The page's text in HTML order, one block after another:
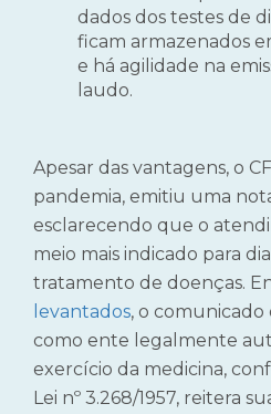
dados dos testes de
ficam armazenados
e há agilidade na
laudo.
Apesar das vantagens, o
pandemia, emitiu uma
esclarecendo que o
meio mais indicado para
tratamento de doenças.
levantados, o comunicado
como ente legalmente
exercício da medicina,
Lei nº 3.268/1957, reitera